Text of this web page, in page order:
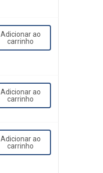
Adicionar ao
carrinho
Adicionar ao
carrinho
Adicionar ao
carrinho